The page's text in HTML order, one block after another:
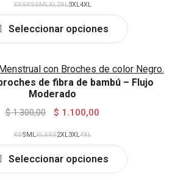
XXSXSSMLXL2XL3XL4XL
Seleccionar opciones
multiple
variants.
chosen
de fibra de bambú – Flujo
Moderado
$1.300,00
Original
$ 1.300,00.
$ 1.100,00
$ 1.100,00.
XSSMLXLXXS2XL3XL4XL
Seleccionar opciones